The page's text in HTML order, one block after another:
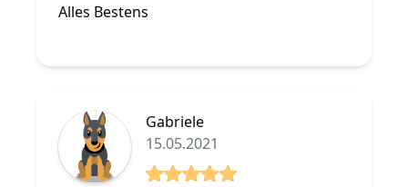
Alles Bestens
Gabriele
15.05.2021